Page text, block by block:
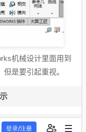
机械设计里面用到
是要引起重视。